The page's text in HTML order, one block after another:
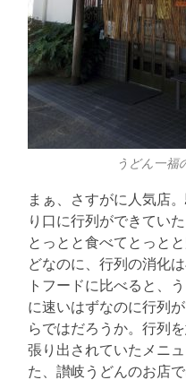
うどん一福
まぁ、さすがに人気店
り口に行列ができてい
とっとと食べてとっと
どなのに、行列の消化
トフードに比べると、
に速いはずなのに行列
らではだろうか。行列
張り出されていたメニ
た、讃岐うどんのお店